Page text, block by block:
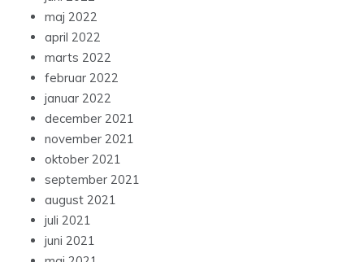
maj 2022
april 2022
marts 2022
februar 2022
januar 2022
december 2021
november 2021
oktober 2021
september 2021
august 2021
juli 2021
juni 2021